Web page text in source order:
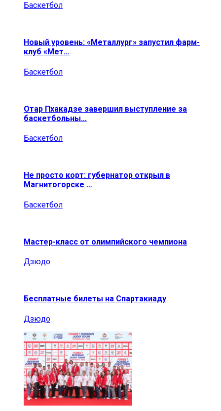
Баскетбол
Новый уровень: «Металлург» запустил фарм-
клуб «Мет…
Баскетбол
Отар Пхакадзе завершил выступление за
баскетбольны…
Баскетбол
Не просто корт: губернатор открыл в
Магнитогорске …
Баскетбол
Мастер-класс от олимпийского чемпиона
Дзюдо
Бесплатные билеты на Спартакиаду
Дзюдо